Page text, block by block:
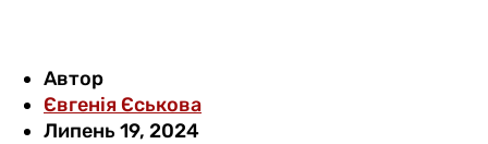
Автор
Євгенія Єськова
Липень 19, 2024